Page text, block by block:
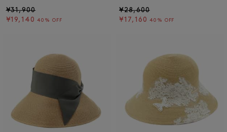
¥31,900
¥19,140 40% OFF
¥28,600
¥17,160 40% OFF